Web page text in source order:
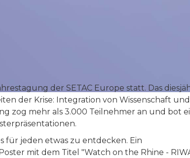
der SETAC Europe statt. Das
der Krise: Integration von Wissenschaft und
zog mehr als 3.000 Teilnehmer an und bot
für jeden etwas zu entdecken. Ein
mit dem Titel "Watch on the Rhine -